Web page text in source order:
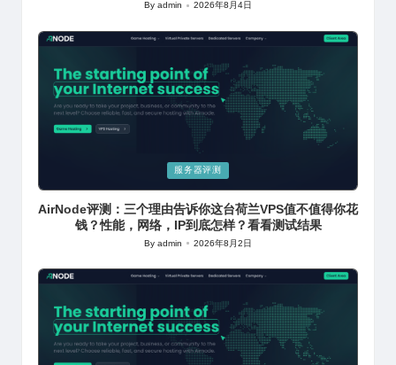
Posted
Byadmin 2026年8月4日
in
服务器评测
AirNode评测：三个理由告诉你这台荷兰VPS值不值得你花
钱？性能，网络，IP到底怎样？看看测试结果
Posted
Byadmin 2026年8月2日